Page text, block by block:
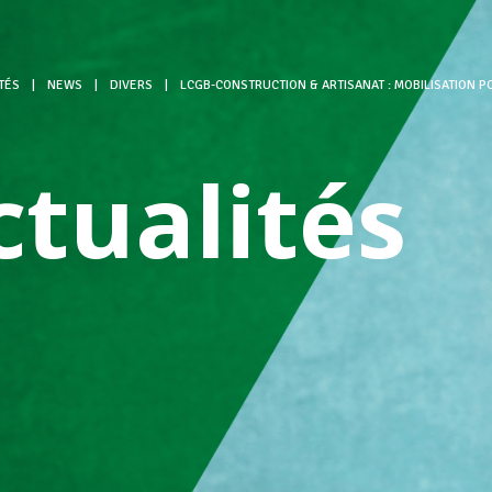
NEWS DIVERS LCGB-CONSTRUCTION & ARTISANAT : MOBILISATION